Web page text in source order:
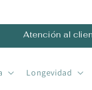
Atención al
Longevidad